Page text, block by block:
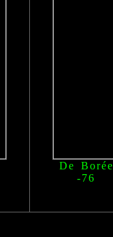
De Borée
-76